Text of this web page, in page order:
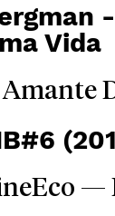
Vida
Amante
—